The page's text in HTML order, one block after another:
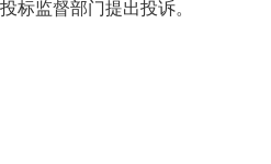
标监督部门提出投诉。